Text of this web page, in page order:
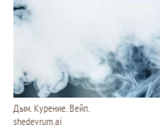
Дым. Курение. Вейп.
shedevrum.ai